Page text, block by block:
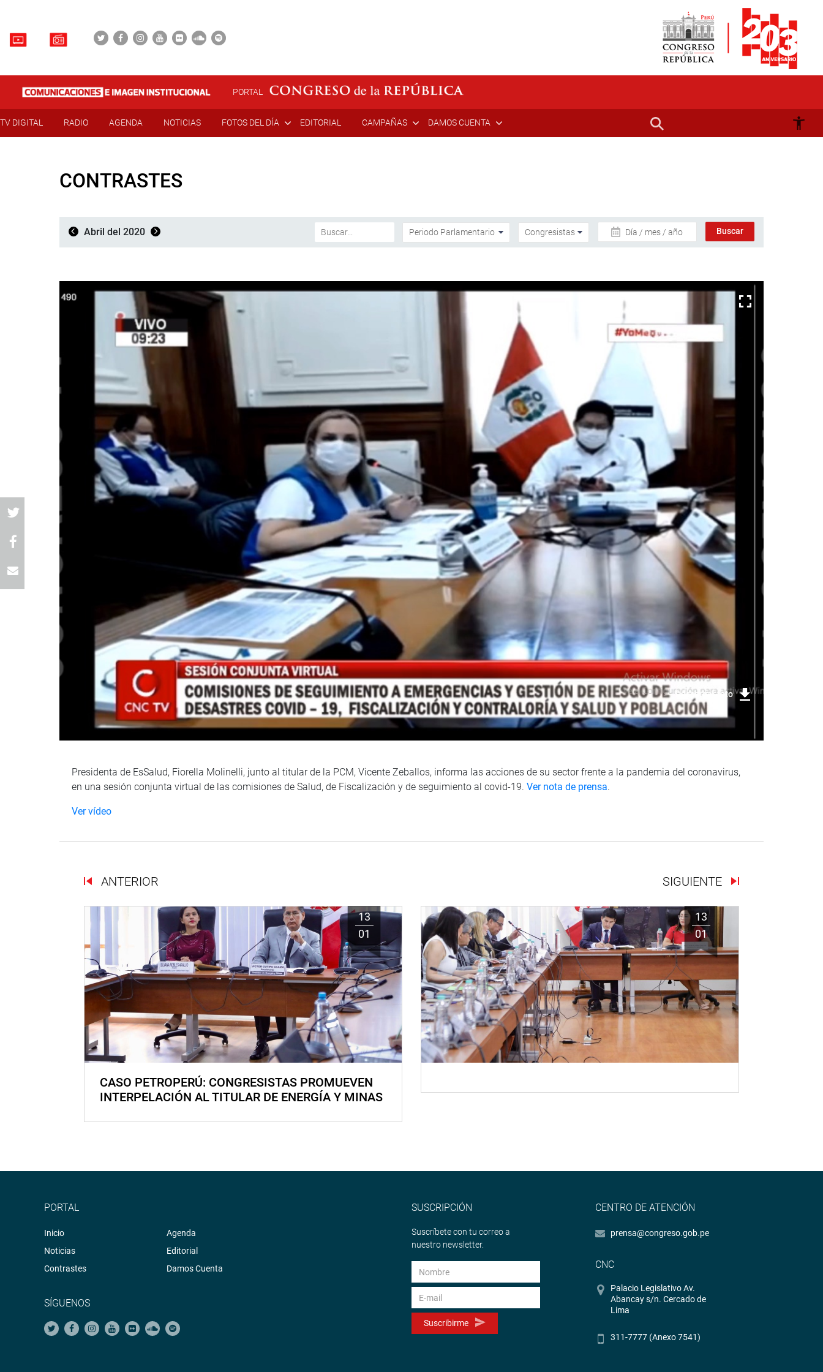
PORTAL
TV DIGITAL RADIO AGENDA NOTICIAS FOTOS DEL DÍA EDITORIAL CAMPAÑAS DAMOS CUENTA
CONTRASTES
Abril del 2020 Día / mes / año
Descargar foto
Presidenta de EsSalud, Fiorella Molinelli, junto al titular de la PCM, Vicente Zeballos, informa las acciones de su sector frente a la pandemia del coronavirus,
en una sesión conjunta virtual de las comisiones de Salud, de Fiscalización y de seguimiento al covid-19. Ver nota de prensa.
Ver vídeo
ANTERIOR SIGUIENTE
13
01
CASO PETROPERÚ: CONGRESISTAS PROMUEVEN
INTERPELACIÓN AL TITULAR DE ENERGÍA Y MINAS
13
01
PORTAL
Inicio
Noticias
Contrastes
Agenda
Editorial
Damos Cuenta
SÍGUENOS
SUSCRIPCIÓN
Suscríbete con tu correo a
nuestro newsletter.
Suscribirme
CENTRO DE ATENCIÓN
prensa@congreso.gob.pe
CNC
Palacio Legislativo Av.
Abancay s/n. Cercado de
Lima
311-7777 (Anexo 7541)